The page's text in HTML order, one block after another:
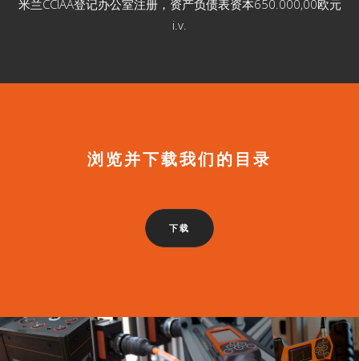
米兰CCIAA登记办公室注册，资产负债表资本650.000,00欧元
i.v.
浏览并下载我们的目录
下载